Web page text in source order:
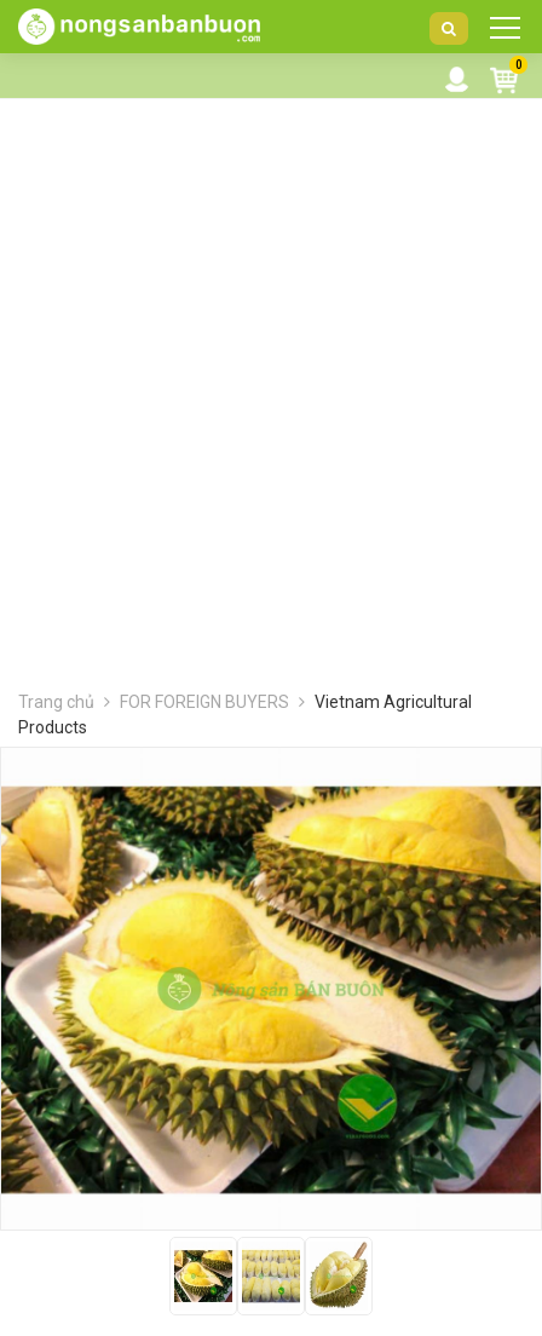
0
DANH
MỤC
Trang chủ FOR FOREIGN BUYERS
Vietnam Agricultural
Products